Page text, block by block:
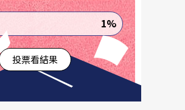
1%
投票看結果